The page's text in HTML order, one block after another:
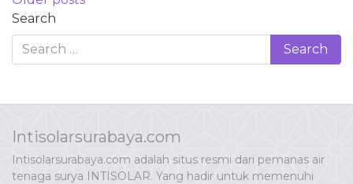
navigation
Search
Intisolarsurabaya.com
Intisolarsurabaya.com adalah situs resmi dari pemanas air
tenaga surya INTISOLAR. Yang hadir untuk memenuhi